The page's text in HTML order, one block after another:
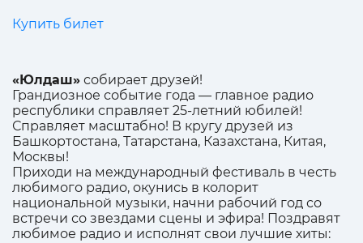
Купить билет
«Юлдаш» собирает друзей!
Грандиозное событие года — главное радио
республики справляет 25-летний юбилей!
Справляет масштабно! В кругу друзей из
Башкортостана, Татарстана, Казахстана, Китая,
Москвы!
Приходи на международный фестиваль в честь
любимого радио, окунись в колорит
национальной музыки, начни рабочий год со
встречи со звездами сцены и эфира! Поздравят
любимое радио и исполнят свои лучшие хиты: